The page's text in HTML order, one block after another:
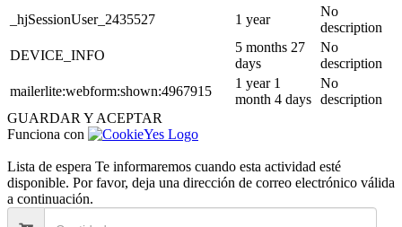
_hjSessionUser_2435527
1 year
No
description
DEVICE_INFO
5 months 27
days
No
description
mailerlite:webform:shown:4967915
1 year 1
month 4 days
No
description
GUARDAR Y ACEPTAR
Funciona con
Lista de espera Te informaremos cuando esta actividad esté
disponible. Por favor, deja una dirección de correo electrónico válida
a continuación.